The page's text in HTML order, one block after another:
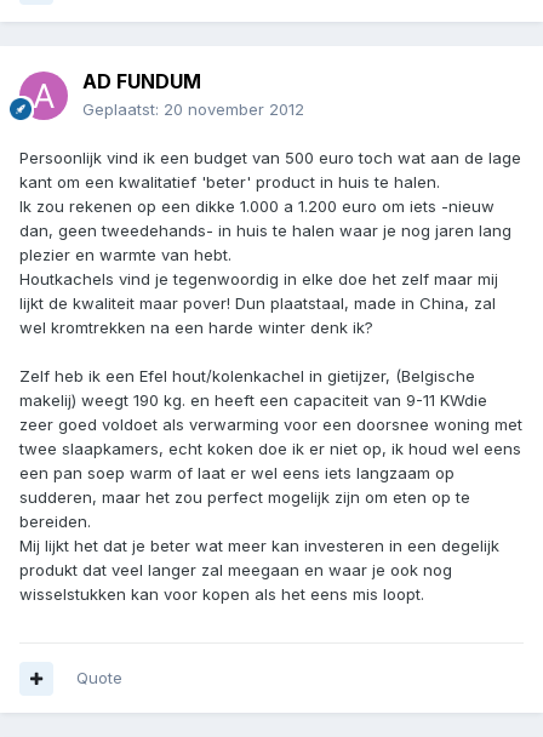
AD FUNDUM
Geplaatst: 20 november 2012
Persoonlijk vind ik een budget van 500 euro toch wat aan de lage
kant om een kwalitatief 'beter' product in huis te halen.
Ik zou rekenen op een dikke 1.000 a 1.200 euro om iets -nieuw
dan, geen tweedehands- in huis te halen waar je nog jaren lang
plezier en warmte van hebt.
Houtkachels vind je tegenwoordig in elke doe het zelf maar mij
lijkt de kwaliteit maar pover! Dun plaatstaal, made in China, zal
wel kromtrekken na een harde winter denk ik?
Zelf heb ik een Efel hout/kolenkachel in gietijzer, (Belgische
makelij) weegt 190 kg. en heeft een capaciteit van 9-11 KWdie
zeer goed voldoet als verwarming voor een doorsnee woning met
twee slaapkamers, echt koken doe ik er niet op, ik houd wel eens
een pan soep warm of laat er wel eens iets langzaam op
sudderen, maar het zou perfect mogelijk zijn om eten op te
bereiden.
Mij lijkt het dat je beter wat meer kan investeren in een degelijk
produkt dat veel langer zal meegaan en waar je ook nog
wisselstukken kan voor kopen als het eens mis loopt.
Quote